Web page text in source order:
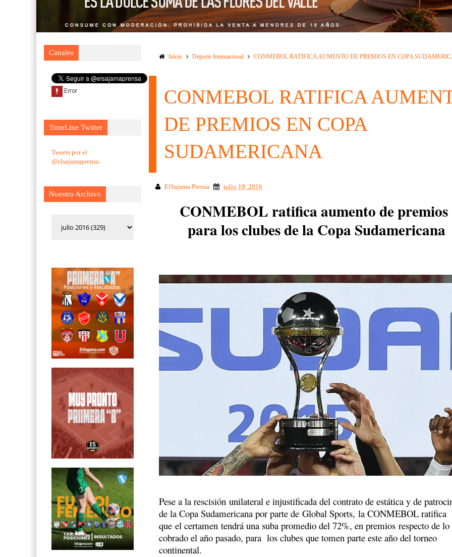
Canales
TimeLine Twitter
Tweets por el
@elsajamaprensa.
Nuestro Archivo
Inicio Deporte Internacional CONMEBOL RATIFICA AUMENTO DE PREMIOS EN COPA
CONMEBOL RATIFICA
DE PREMIOS EN COPA
SUDAMERICANA
ElSajama Prensa julio 19, 2016
CONMEBOL ratifica aumento de premios
para los clubes de la Copa Sudamericana
Pese a la rescisión unilateral e injustificada del contrato de estática y de
de la Copa Sudamericana por parte de Global Sports, la CONMEBOL ratifica
que el certamen tendrá una suba promedio del 72%, en premios respecto de lo
cobrado el año pasado, para los clubes que tomen parte este año del torneo
continental.